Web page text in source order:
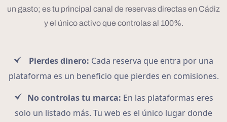
un gasto; es tu principal canal de reservas directas en Cádiz
y el único activo que controlas al 100%.
Pierdes dinero: Cada reserva que entra por una
plataforma es un beneficio que pierdes en comisiones.
No controlas tu marca: En las plataformas eres
solo un listado más. Tu web es el único lugar donde